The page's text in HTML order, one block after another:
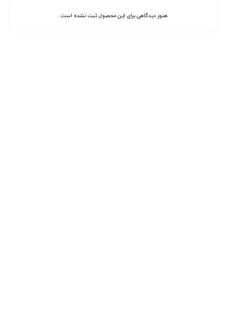
هنوز دیدگاهی برای این محصول ثبت نشده است.